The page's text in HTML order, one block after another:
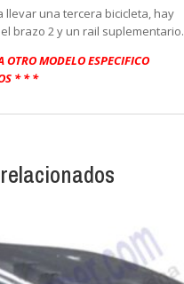
llevar una tercera bicicleta, hay
brazo 2 y un rail suplementario.
OTRO MODELO ESPECIFICO
* * *